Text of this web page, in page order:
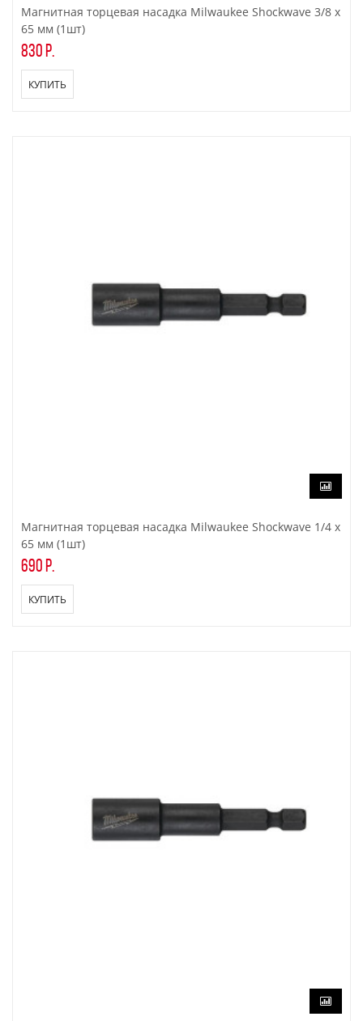
Магнитная торцевая насадка Milwaukee Shockwave 3/8 x
65 мм (1шт)
830 р.
КУПИТЬ
Магнитная торцевая насадка Milwaukee Shockwave 1/4 x
65 мм (1шт)
690 р.
КУПИТЬ